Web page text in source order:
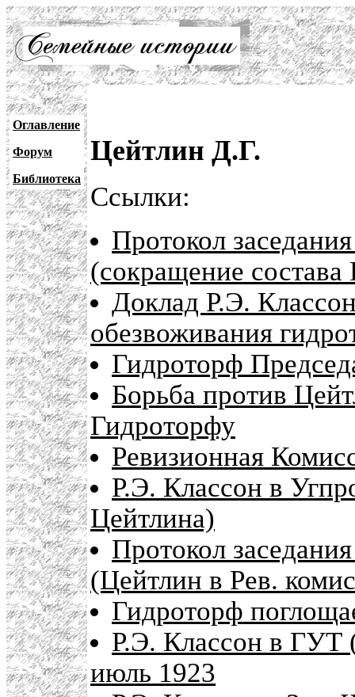
Оглавление
Форум
Библиотека
Цейтлин Д.Г.
Ссылки:
Протокол
(сокращение
Доклад Р.Э.
обезвоживания
Гидроторф
Борьба против
Гидроторфу
Ревизионная
Р.Э. Классон в
Цейтлина)
Протокол
(Цейтлин в Рев.
Гидроторф
Р.Э. Классон в ГУТ
июль 1923